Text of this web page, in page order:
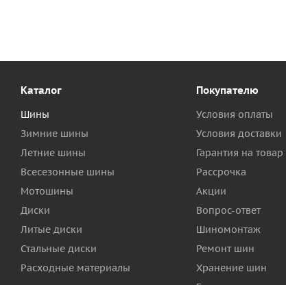
Каталог
Шины
Зимние шины
Летние шины
Всесезонные шины
Мотошины
Диски
Литые диски
Стальные диски
Расходные материалы
Покупателю
Условия оплаты
Условия доставки
Гарантия на товар
Рассрочка
Акции
Вопрос-ответ
Шиномонтаж
Ремонт шин
Хранение шин